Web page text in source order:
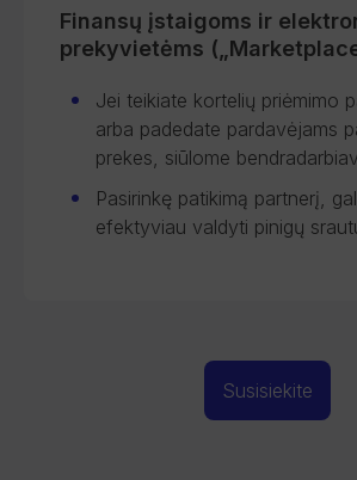
Finansų įstaigoms ir
prekyvietėms
Jei teikiate kortelių priėmimo
arba padedate pardavėjams
prekes, siūlome
Pasirinkę patikimą partnerį,
efektyviau valdyti pinigų
Susisiekite